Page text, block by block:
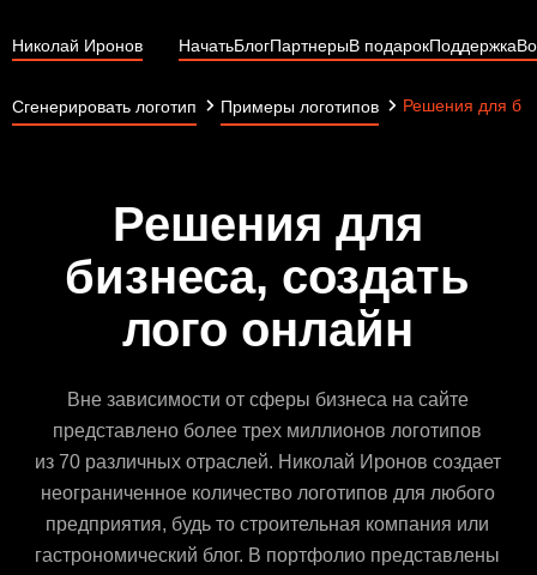
Николай Иронов НачатьБлогПартнерыВ подарокПоддержка
Сгенерировать логотип Примеры логотипов Решения для
Решения для
бизнеса, создать
лого онлайн
Вне зависимости от сферы бизнеса на сайте
представлено более трех миллионов логотипов
из 70 различных отраслей. Николай Иронов создает
неограниченное количество логотипов для любого
предприятия, будь то строительная компания или
гастрономический блог. В портфолио представлены